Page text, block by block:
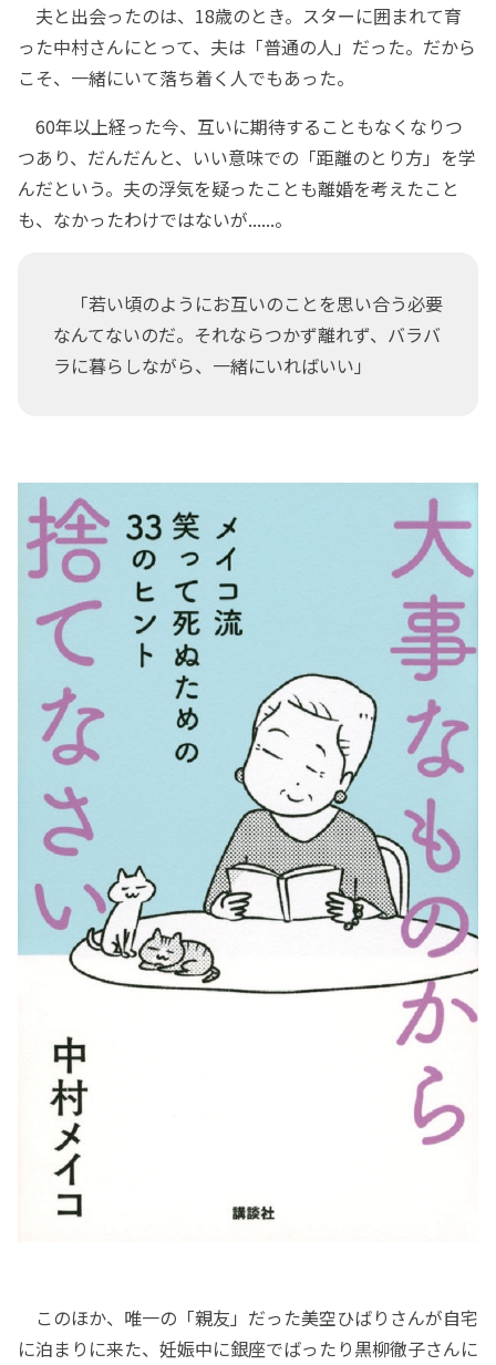
夫と出会ったのは、18歳のとき。スターに囲まれて育
った中村さんにとって、夫は「普通の人」だった。だから
こそ、一緒にいて落ち着く人でもあった。
60年以上経った今、互いに期待することもなくなりつ
つあり、だんだんと、いい意味での「距離のとり方」を学
んだという。夫の浮気を疑ったことも離婚を考えたこと
も、なかったわけではないが......。
「若い頃のようにお互いのことを思い合う必要
なんてないのだ。それならつかず離れず、バラバ
ラに暮らしながら、一緒にいればいい」
このほか、唯一の「親友」だった美空ひばりさんが自宅
に泊まりに来た、妊娠中に銀座でばったり黒柳徹子さんに